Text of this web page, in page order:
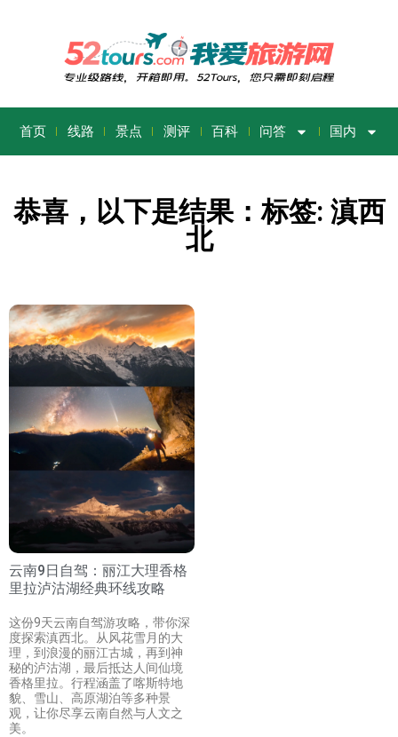
首页 线路 景点 测评 百科 问答 国内
恭喜，以下是结果：标签: 滇西
北
云南9日自驾：丽江大理香格
里拉泸沽湖经典环线攻略
这份9天云南自驾游攻略，带你深
度探索滇西北。从风花雪月的大
理，到浪漫的丽江古城，再到神
秘的泸沽湖，最后抵达人间仙境
香格里拉。行程涵盖了喀斯特地
貌、雪山、高原湖泊等多种景
观，让你尽享云南自然与人文之
美。